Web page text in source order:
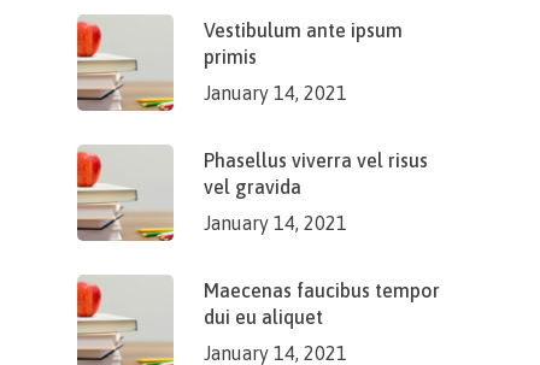
Vestibulum ante ipsum
primis
January 14, 2021
Phasellus viverra vel risus
vel gravida
January 14, 2021
Maecenas faucibus tempor
dui eu aliquet
January 14, 2021